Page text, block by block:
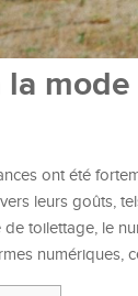
la
ont été
leurs goûts,
toilettage, le
numériques,